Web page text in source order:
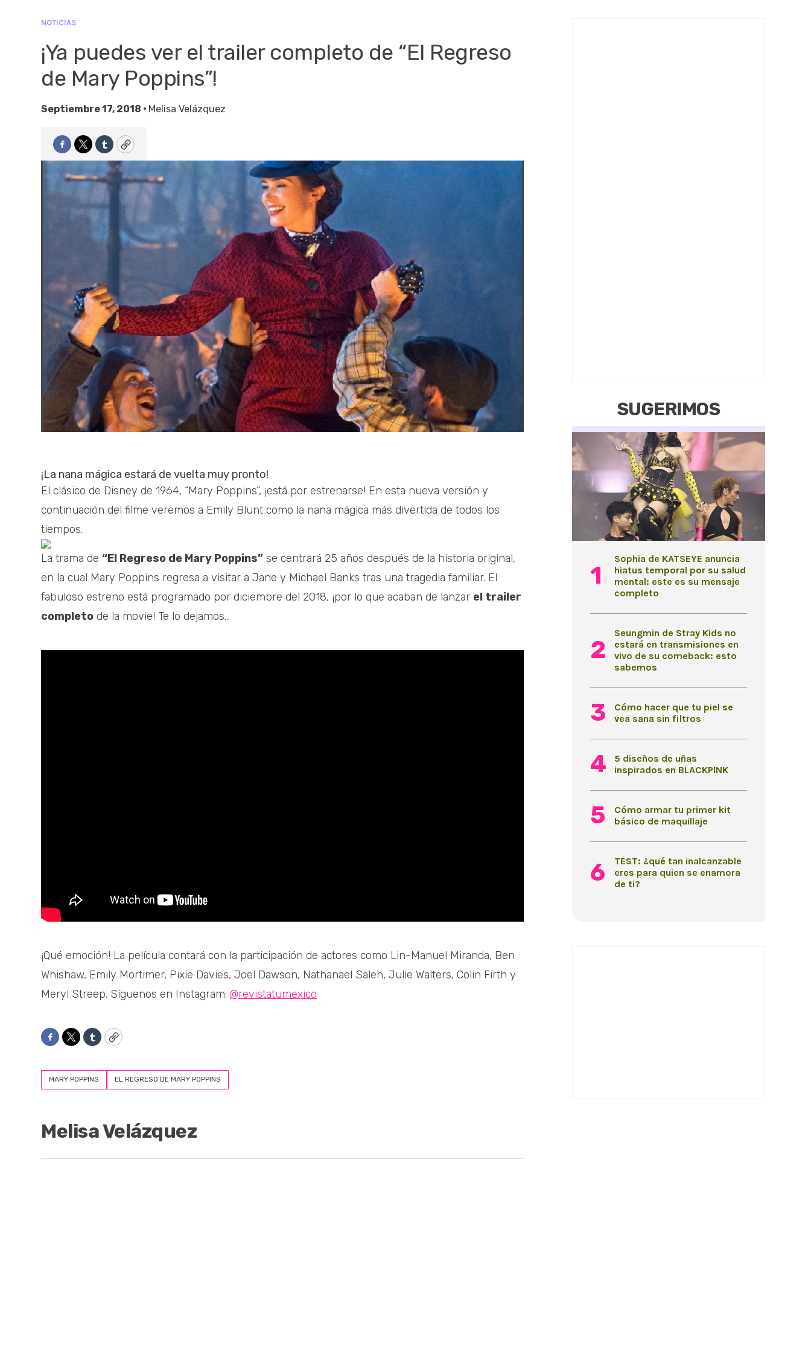
NOTICIAS
¡Ya puedes ver el trailer completo de “El Regreso
de Mary Poppins”!
Septiembre 17, 2018 • Melisa Velázquez
Facebook
TwitterTumblrCopy
¡La nana mágica estará de vuelta muy pronto!
El clásico de Disney de 1964, “Mary Poppins”, ¡está por estrenarse! En esta nueva versión y
continuación del filme veremos a Emily Blunt como la nana mágica más divertida de todos los
tiempos.
La trama de “El Regreso de Mary Poppins” se centrará 25 años después de la historia original,
en la cual Mary Poppins regresa a visitar a Jane y Michael Banks tras una tragedia familiar. El
fabuloso estreno está programado por diciembre del 2018, ¡por lo que acaban de lanzar el trailer
completo de la movie! Te lo dejamos...
¡Qué emoción! La película contará con la participación de actores como Lin-Manuel Miranda, Ben
Whishaw, Emily Mortimer, Pixie Davies, Joel Dawson, Nathanael Saleh, Julie Walters, Colin Firth y
Meryl Streep. Síguenos en Instagram: @revistatumexico
Facebook
TwitterTumblrCopy
MARY POPPINS EL REGRESO DE MARY POPPINS
Melisa Velázquez
SUGERIMOS
Sophia de KATSEYE anuncia
hiatus temporal por su salud
mental: este es su mensaje
completo
Seungmin de Stray Kids no
estará en transmisiones en
vivo de su comeback: esto
sabemos
Cómo hacer que tu piel se
vea sana sin filtros
5 diseños de uñas
inspirados en BLACKPINK
Cómo armar tu primer kit
básico de maquillaje
TEST: ¿qué tan inalcanzable
eres para quien se enamora
de ti?